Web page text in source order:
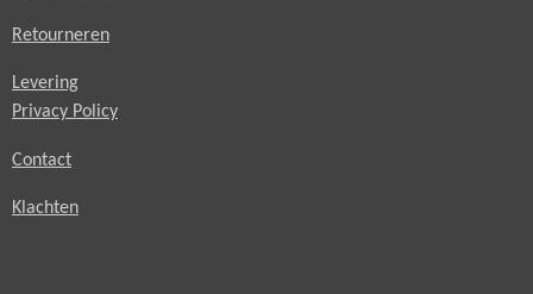
Retourneren
Levering
Privacy Policy
Contact
Klachten